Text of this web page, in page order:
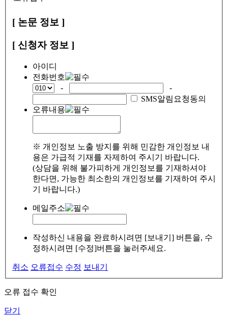
[ 논문 정보 ]
[ 신청자 정보 ]
아이디
전화번호
-
-
SMS알림요청동의
오류내용
※ 개인정보 노출 방지를 위해 민감한 개인정보 내
용은 가급적 기재를 자제하여 주시기 바랍니다.
(상담을 위해 불가피하게 개인정보를 기재하셔야
한다면, 가능한 최소한의 개인정보를 기재하여 주시
기 바랍니다.)
메일주소
작성하신 내용을 완료하시려면 [보내기] 버튼을, 수
정하시려면 [수정]버튼을 눌러주세요.
취소 오류접수 수정 보내기
오류 접수 확인
닫기